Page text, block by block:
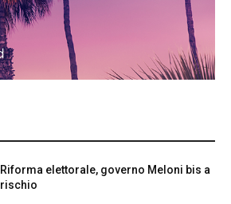
Riforma elettorale, governo Meloni bis a
rischio